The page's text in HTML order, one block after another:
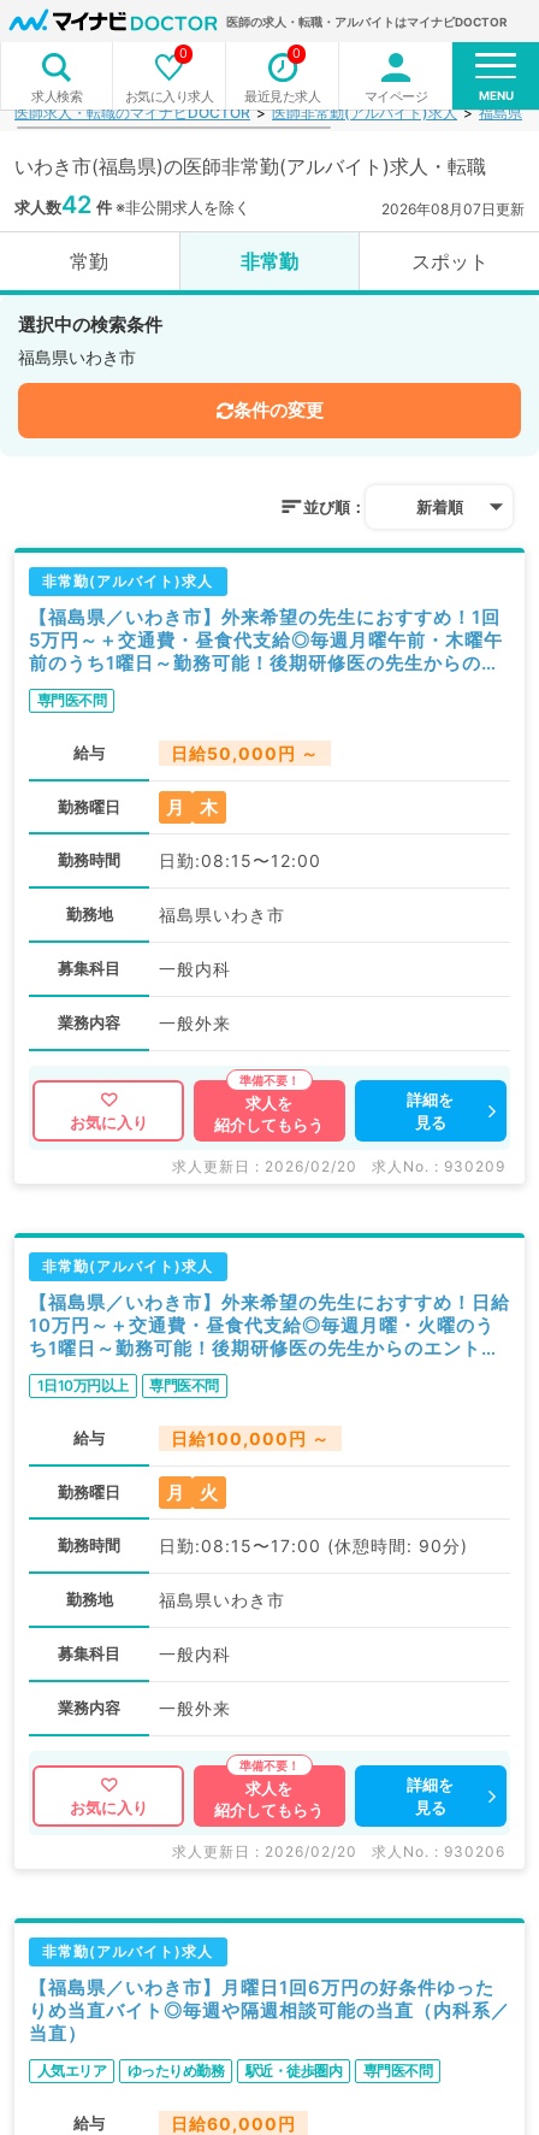
医師の求人・転職・アルバイトはマイナビDOCTOR
求人検索 お気に入り求人
0
最近見た求人
0
マイページ MENU
医師求人・転職のマイナビDOCTOR 医師非常勤(アルバイト)求人 福島県
いわき市(福島県)の医師非常勤(アルバイト)求人・転職
求人数42 件※非公開求人を除く 2026年08月07日更新
常勤 非常勤 スポット
選択中の検索条件
福島県いわき市
条件の変更
並び順： 新着順
非常勤(アルバイト)求人
【福島県／いわき市】外来希望の先生におすすめ！1回
5万円～＋交通費・昼食代支給◎毎週月曜午前・木曜午
前のうち1曜日～勤務可能！後期研修医の先生からのエ
ントリーも歓迎です（内科系／非常勤）
専門医不問
給与 日給50,000円 ～
勤務曜日 月 木
勤務時間 日勤:08:15〜12:00
勤務地 福島県いわき市
募集科目 一般内科
業務内容 一般外来
お気に入り
求人を
紹介してもらう
詳細を
見る
求人更新日 : 2026/02/20 求人No. : 930209
非常勤(アルバイト)求人
【福島県／いわき市】外来希望の先生におすすめ！日給
10万円～＋交通費・昼食代支給◎毎週月曜・火曜のう
ち1曜日～勤務可能！後期研修医の先生からのエントリ
ーも歓迎です（内科系／非常勤）
1日10万円以上 専門医不問
給与 日給100,000円 ～
勤務曜日 月 火
勤務時間 日勤:08:15〜17:00 (休憩時間: 90分)
勤務地 福島県いわき市
募集科目 一般内科
業務内容 一般外来
お気に入り
求人を
紹介してもらう
詳細を
見る
求人更新日 : 2026/02/20 求人No. : 930206
非常勤(アルバイト)求人
【福島県／いわき市】月曜日1回6万円の好条件ゆった
りめ当直バイト◎毎週や隔週相談可能の当直（内科系／
当直）
人気エリア ゆったりめ勤務 駅近・徒歩圏内 専門医不問
給与 日給60,000円